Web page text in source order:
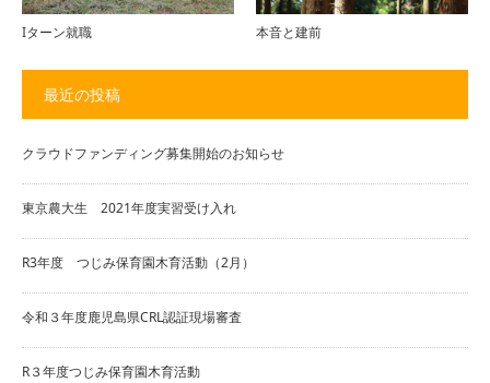
Iターン就職 本音と建前
最近の投稿
クラウドファンディング募集開始のお知らせ
東京農大生 2021年度実習受け入れ
R3年度 つじみ保育園木育活動（2月）
令和３年度鹿児島県CRL認証現場審査
R３年度つじみ保育園木育活動